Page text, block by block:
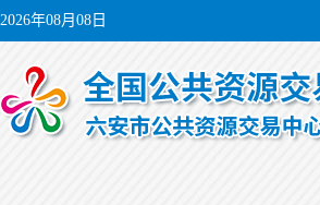
2026年08月08日